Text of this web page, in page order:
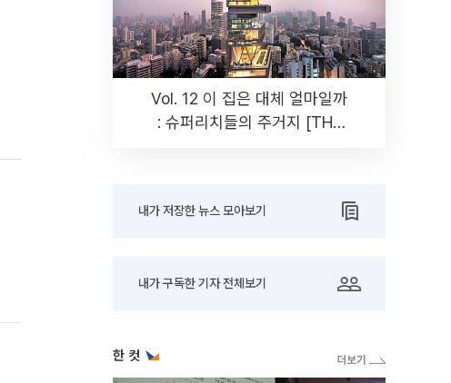
Vol. 12 이 집은 대체 얼마일까
: 슈퍼리치들의 주거지 [THE
내가 저장한 뉴스 모아보기
내가 구독한 기자 전체보기
한 컷